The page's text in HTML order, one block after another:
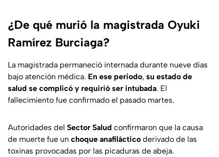
¿De qué murió la magistrada Oyuki
Ramírez Burciaga?
La magistrada permaneció internada durante nueve días
bajo atención médica. En ese periodo, su estado de
salud se complicó y requirió ser intubada. El
fallecimiento fue confirmado el pasado martes.
Autoridades del Sector Salud confirmaron que la causa
de muerte fue un choque anafiláctico derivado de las
toxinas provocadas por las picaduras de abeja.